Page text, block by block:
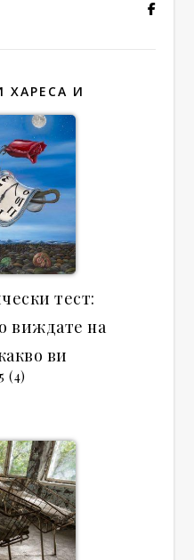
ХАРЕСА И
тест:
виждате на
ви
5 (4)